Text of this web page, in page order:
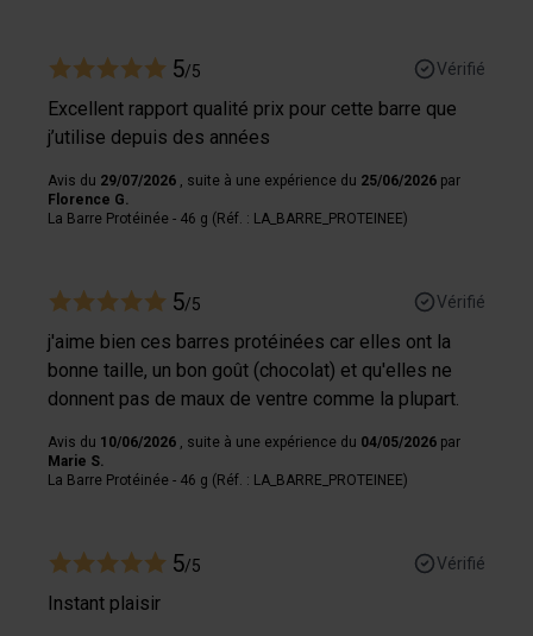
5/5 Vérifié
Excellent rapport qualité prix pour cette barre que
j’utilise depuis des années
Avis du 29/07/2026 , suite à une expérience du 25/06/2026 par
Florence G.
La Barre Protéinée - 46 g (Réf. : LA_BARRE_PROTEINEE)
5/5 Vérifié
j'aime bien ces barres protéinées car elles ont la
bonne taille, un bon goût (chocolat) et qu'elles ne
donnent pas de maux de ventre comme la plupart.
Avis du 10/06/2026 , suite à une expérience du 04/05/2026 par
Marie S.
La Barre Protéinée - 46 g (Réf. : LA_BARRE_PROTEINEE)
5/5 Vérifié
Instant plaisir